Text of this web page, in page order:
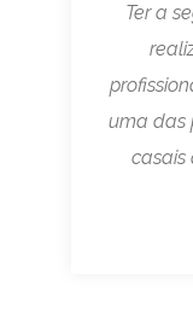
Ter a
uma das
casais